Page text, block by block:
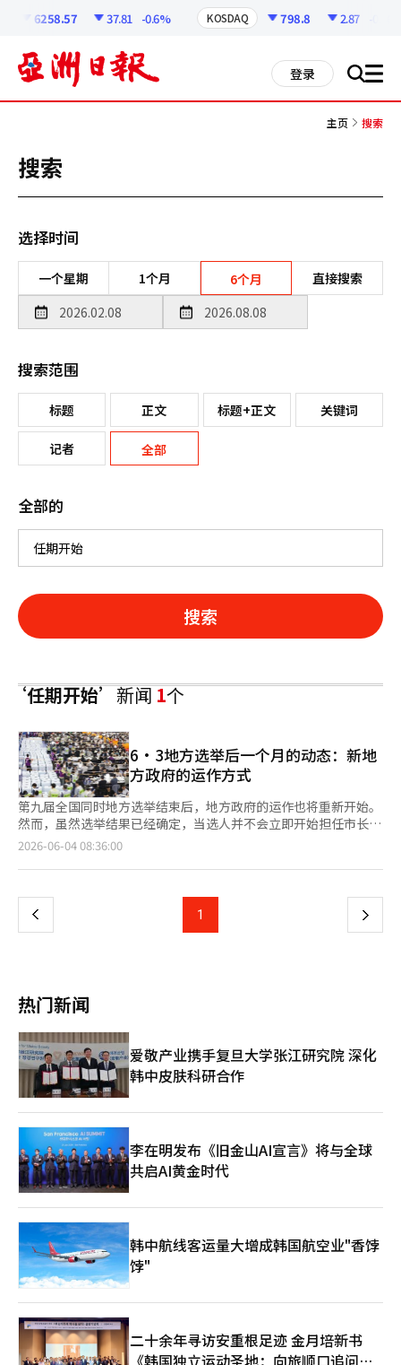
6258.57 37.81 -0.6% KOSDAQ 798.8 2.87
登录 搜 all
主页 搜索
搜索
选择时间
一个星期 1个月 6个月 直接搜索
搜索范围
标题 正文 标题+正文 关键词
记者 全部
全部的
搜索
‘任期开始’新闻1个
6·3地方选举后一个月的动态：新地
方政府的运作方式
第九届全国同时地方选举结束后，地方政府的运作也将重新开始。
然而，虽然选举结果已经确定，当选人并不会立即开始担任市长、
道知事和自治区区长等地方自治团体的工作。 此次地方选举当选
束。地方议会议员、地方自治团体首长和教育厅长的任期均为四
结束后，进入的是“当选人体制”。地方自治团体首长当选人可以
在当选结果确定后，成立交接委员会以准备交接工作。交接委员会
而市、郡、自治区的交接委员会则可由15人以内组成。交接委员会
自当选人确定之日起，至地方自治团体首长任期开始后的20天内有
效。 因此，6月的一个月是新地方政府正式成立前的准备期。在此
期间，当选人将检查现有行政的主要议题、预算结构、组织运作情
况以及在选举过程中提出的承诺的可行性。行政安全部也向全国地
方自治团体分发了民选第九届地方政府的顺利交接手册。 另一方
面，现任首长在任期结束前仍需承担行政责任。虽然当选人已确
定，但并不会立即行使决策权或人事权。新首长的权力将于7月1日
任期开始时正式生效。 对于居民而言，从选举次日开始并不会立
即看到政策的变化，而是开始评估新地方政府将朝哪个方向发展。
在此期间，选举时提出的口号是否会转变为实际的组织调整、预算
分配和承诺实施计划将逐渐显现。※ 本报道经人工智能（AI）系统
翻译与编辑。
2026-06-04 08:36:00
上
页
1 下
热门新闻
爱敬产业携手复旦大学张江研究院 深化
韩中皮肤科研合作
李在明发布《旧金山AI宣言》将与全球
共启AI黄金时代
韩中航线客运量大增成韩国航空业"香饽
饽"
二十余年寻访安重根足迹 金月培新书
《韩国独立运动圣地：向旅顺口追问历